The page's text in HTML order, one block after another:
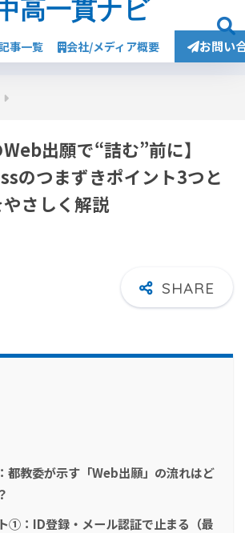
事一覧 会社/メディア概要 お問い
Web出願で“詰む”前に】
のつまずきポイント3つと
さしく解説
都教委が示す「Web出願」の流れはど
①：ID登録・メール認証で止まる（最